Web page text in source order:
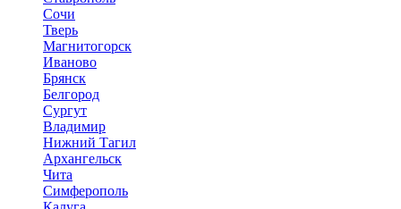
Сочи
Тверь
Магнитогорск
Иваново
Брянск
Белгород
Сургут
Владимир
Нижний Тагил
Архангельск
Чита
Симферополь